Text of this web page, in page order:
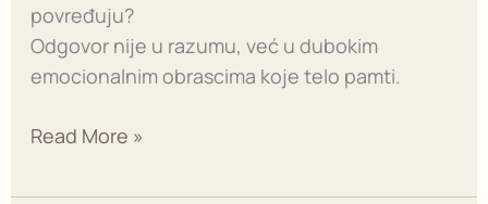
povređuju?
Odgovor nije u razumu, već u dubokim
emocionalnim obrascima koje telo pamti.
Read More »